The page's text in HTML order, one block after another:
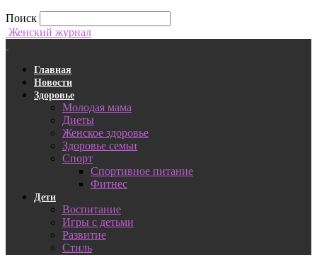
Поиск
Женский журнал
Главная
Новости
Здоровье
Молодая мама
Диеты
Женское здоровье
Здоровье семьи
Спорт
Спортивное питание
Фитнес
Дети
Воспитание
Игры с детьми
Развитие
Стиль